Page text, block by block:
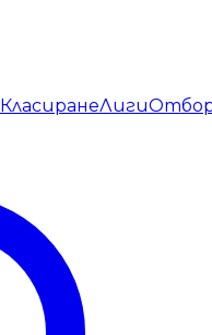
КласиранеЛиги